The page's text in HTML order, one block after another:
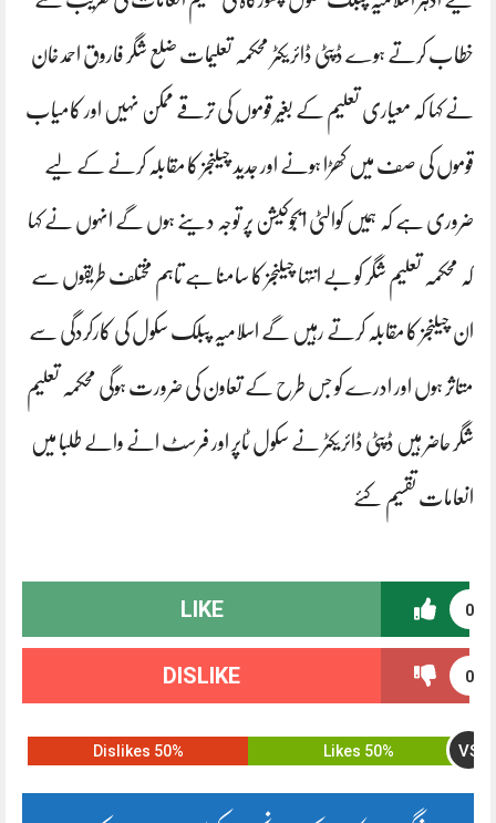
خطاب کرتے ہوے ڈپٹی ڈائریکٹر محکمہ تعلیمات ضلع شگر فاروق احمد خان
نے کہا کہ معیاری تعلیم کے بغیر قوموں کی ترقے ممکن نہیں اور کامیاب
قوموں کی صف میں کھڑا ہونے اور جدید چیلنجز کا مقابلہ کرنے کے لیے
ضروری ہے کہ ہمیں کوالٹی ایجوکیشن پر توجہ دینے ہوں گے انہوں نے کہا
کہ محکمہ تعلیم شگر کو بے انتہا چیلنجز کا سامنا ہے تاہم مختلف طریقوں سے
ان چیلنجز کا مقابلہ کرتے رہیں گے اسلامیہ پبلک سکول کی کارکردگی سے
متاثر ہوں اور ادرے کو جس طرح کے تعاون کی ضرورت ہوگی محکمہ تعلیم
شگر حاضر ہیں ڈپٹی ڈائریکٹر نے سکول ٹاپر اور فرسٹ انے والے طلبا میں
انعامات تقسیم کئے
0
LIKE
0
DISLIKE
50% Likes VS
50% Dislikes